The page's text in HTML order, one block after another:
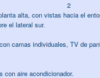
2
alta, con vistas hacia el
el lateral sur.
camas individuales, TV de
con aire acondicionador.